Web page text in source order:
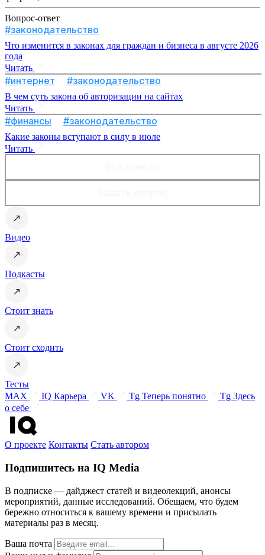
Вопрос-ответ
#законодательство
Что изменится в законах для граждан и бизнеса в августе 2026
года
Читать
#интернет #законодательство
В чем суть закона об авторизации на сайтах
Читать
#финансы #законодательство
Какие законы вступают в силу в июле
Читать
Видео
Подкасты
Стоит знать
Стоит сходить
Тесты
MAX
IQ Карьера VK Tg Теперь понятно
Tg Здесь
о себе
О проекте Контакты Стать автором
Подпишитесь на IQ Media
В подписке — дайджест статей и видеолекций, анонсы
мероприятий, данные исследований. Обещаем, что будем
бережно относиться к вашему времени и присылать
материалы раз в месяц.
Ваша почта